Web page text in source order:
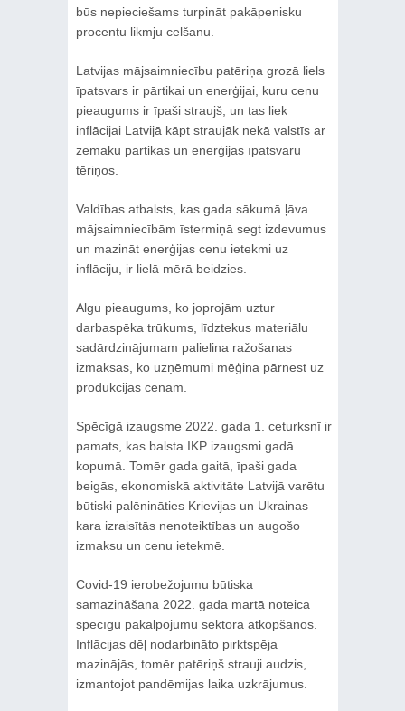
būs nepieciešams turpināt pakāpenisku
procentu likmju celšanu.
Latvijas mājsaimniecību patēriņa grozā liels
īpatsvars ir pārtikai un enerģijai, kuru cenu
pieaugums ir īpaši straujš, un tas liek
inflācijai Latvijā kāpt straujāk nekā valstīs ar
zemāku pārtikas un enerģijas īpatsvaru
tēriņos.
Valdības atbalsts, kas gada sākumā ļāva
mājsaimniecībām īstermiņā segt izdevumus
un mazināt enerģijas cenu ietekmi uz
inflāciju, ir lielā mērā beidzies.
Algu pieaugums, ko joprojām uztur
darbaspēka trūkums, līdztekus materiālu
sadārdzinājumam palielina ražošanas
izmaksas, ko uzņēmumi mēģina pārnest uz
produkcijas cenām.
Spēcīgā izaugsme 2022. gada 1. ceturksnī ir
pamats, kas balsta IKP izaugsmi gadā
kopumā. Tomēr gada gaitā, īpaši gada
beigās, ekonomiskā aktivitāte Latvijā varētu
būtiski palēnināties Krievijas un Ukrainas
kara izraisītās nenoteiktības un augošo
izmaksu un cenu ietekmē.
Covid-19 ierobežojumu būtiska
samazināšana 2022. gada martā noteica
spēcīgu pakalpojumu sektora atkopšanos.
Inflācijas dēļ nodarbināto pirktspēja
mazinājās, tomēr patēriņš strauji audzis,
izmantojot pandēmijas laika uzkrājumus.